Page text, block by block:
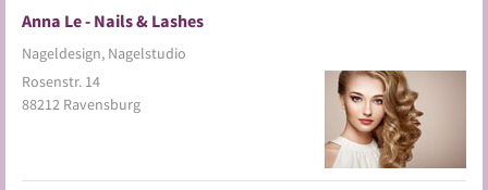
Anna Le - Nails & Lashes
Nageldesign, Nagelstudio
Rosenstr. 14
88212 Ravensburg